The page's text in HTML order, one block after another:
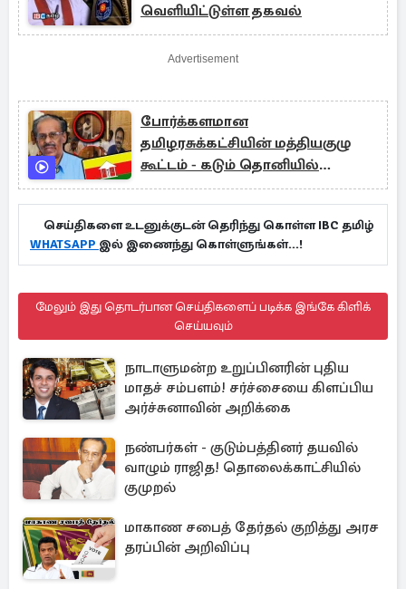
வெளியிட்டுள்ள தகவல்
Advertisement
போர்க்களமான
தமிழரசுக்கட்சியின் மத்தியகுழு
கூட்டம் - கடும் தொனியில்
எச்சரித்த சாணக்கியன்
செய்திகளை உடனுக்குடன் தெரிந்து கொள்ள IBC தமிழ்
WHATSAPP இல் இணைந்து கொள்ளுங்கள்...!
மேலும் இது தொடர்பான செய்திகளைப் படிக்க இங்கே கிளிக்
செய்யவும்
நாடாளுமன்ற உறுப்பினரின் புதிய
மாதச் சம்பளம்! சர்ச்சையை கிளப்பிய
அர்ச்சுனாவின் அறிக்கை
நண்பர்கள் - குடும்பத்தினர் தயவில்
வாழும் ராஜித! தொலைக்காட்சியில்
குமுறல்
மாகாண சபைத் தேர்தல் குறித்து அரச
தரப்பின் அறிவிப்பு